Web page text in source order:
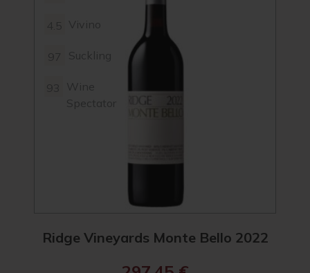
Vivino
Suckling
Wine
Spectator
Ridge Vineyards Monte Bello 2022